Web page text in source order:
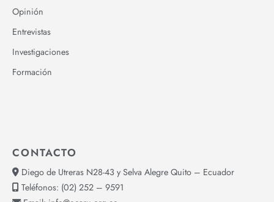
Opinión
Entrevistas
Investigaciones
Formación
CONTACTO
Diego de Utreras N28-43 y Selva Alegre Quito – Ecuador
Teléfonos: (02) 252 – 9591